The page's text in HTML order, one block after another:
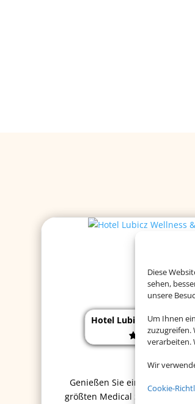
Diese
sehen,
unsere
Um Ihnen
zuzugreifen.
verarbeiten.
Wir
Cookie-
Hotel Lubicz Wellness &
Genießen Sie eine Auszeit in
größten Medical Spas an der